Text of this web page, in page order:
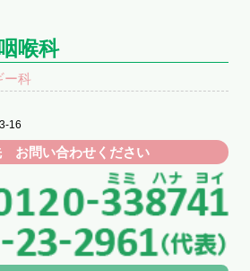
喉科
ー科
16
お問い合わせください